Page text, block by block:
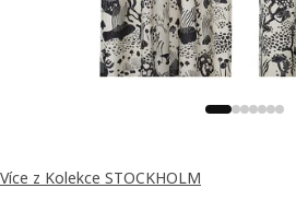
Více z Kolekce STOCKHOLM